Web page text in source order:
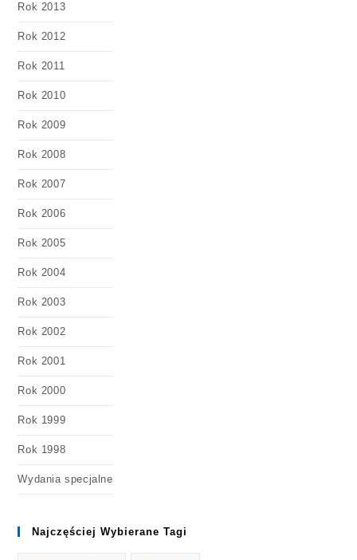
Rok 2013
Rok 2012
Rok 2011
Rok 2010
Rok 2009
Rok 2008
Rok 2007
Rok 2006
Rok 2005
Rok 2004
Rok 2003
Rok 2002
Rok 2001
Rok 2000
Rok 1999
Rok 1998
Wydania specjalne
Najczęściej Wybierane Tagi